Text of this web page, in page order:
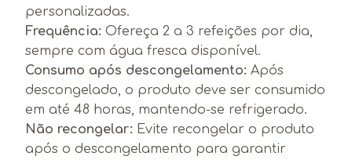
personalizadas.
Frequência: Ofereça 2 a 3 refeições por dia,
sempre com água fresca disponível.
Consumo após descongelamento: Após
descongelado, o produto deve ser consumido
em até 48 horas, mantendo-se refrigerado.
Não recongelar: Evite recongelar o produto
após o descongelamento para garantir